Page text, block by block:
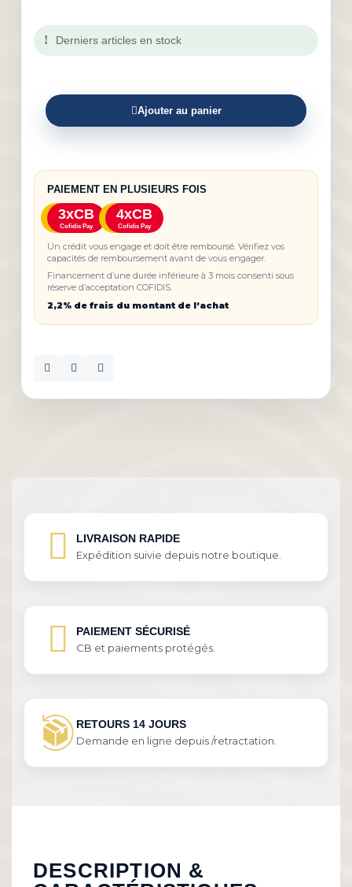
Derniers articles en stock
Ajouter au panier
PAIEMENT EN PLUSIEURS FOIS
3xCB
Cofidis Pay
4xCB
Cofidis Pay
Un crédit vous engage et doit être remboursé. Vérifiez vos
capacités de remboursement avant de vous engager.
Financement d’une durée inférieure à 3 mois consenti sous
réserve d’acceptation COFIDIS.
2,2% de frais du montant de l’achat
LIVRAISON RAPIDE
Expédition suivie depuis notre boutique.
PAIEMENT SÉCURISÉ
CB et paiements protégés.
RETOURS 14 JOURS
Demande en ligne depuis /retractation.
DESCRIPTION &